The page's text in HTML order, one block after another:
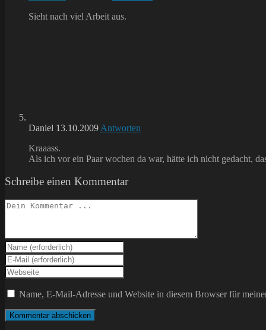
Sieht nach viel Arbeit aus.
Daniel 13.10.2009 Antworten
Kraaass.
Als ich vor ein Paar wochen da war, hätte ich nicht gedacht,
Schreibe einen Kommentar
Kommentieren
Gib
deinen
Namen
oder
Benutzernamen
zum
Kommentieren
ein
Gib
deine
E-
Mail-
Adresse
zum
Kommentieren
Gib
deine
Website-
ein
(optional)
Name, E-Mail-Adresse und Website in diesem Browser für